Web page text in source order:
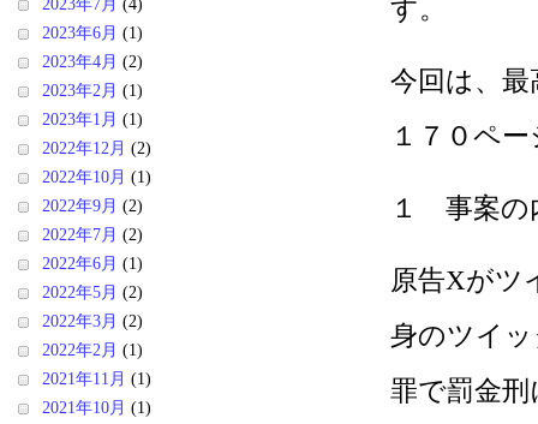
す。
今回は、最
１７０ペ
１ 事案の
原告Xがツ
身のツイ
罪で罰金
2023年7月 (4)
2023年6月 (1)
2023年4月 (2)
2023年2月 (1)
2023年1月 (1)
2022年12月 (2)
2022年10月 (1)
2022年9月 (2)
2022年7月 (2)
2022年6月 (1)
2022年5月 (2)
2022年3月 (2)
2022年2月 (1)
2021年11月 (1)
2021年10月 (1)